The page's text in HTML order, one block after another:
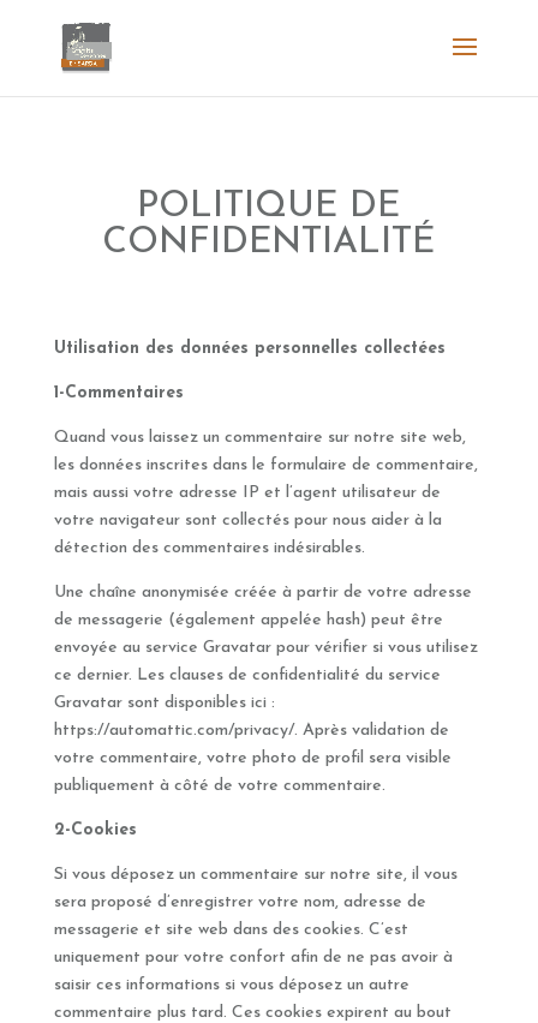
POLITIQUE DE
CONFIDENTIALITÉ
Utilisation des données personnelles collectées
1-Commentaires
Quand vous laissez un commentaire sur notre site web,
les données inscrites dans le formulaire de commentaire,
mais aussi votre adresse IP et l’agent utilisateur de
votre navigateur sont collectés pour nous aider à la
détection des commentaires indésirables.
Une chaîne anonymisée créée à partir de votre adresse
de messagerie (également appelée hash) peut être
envoyée au service Gravatar pour vérifier si vous utilisez
ce dernier. Les clauses de confidentialité du service
Gravatar sont disponibles ici :
https://automattic.com/privacy/. Après validation de
votre commentaire, votre photo de profil sera visible
publiquement à côté de votre commentaire.
2-Cookies
Si vous déposez un commentaire sur notre site, il vous
sera proposé d’enregistrer votre nom, adresse de
messagerie et site web dans des cookies. C’est
uniquement pour votre confort afin de ne pas avoir à
saisir ces informations si vous déposez un autre
commentaire plus tard. Ces cookies expirent au bout